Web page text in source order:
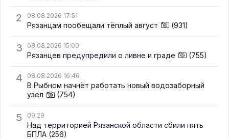
2 08.08.2026 17:51
Рязанцам пообещали тёплый август (931)
3 08.08.2026 15:00
Рязанцев предупредили о ливне и граде (755)
4 08.08.2026 16:46
В Рыбном начнёт работать новый водозаборный
узел
(754)
5 09:29
Над территорией Рязанской области сбили пять
БПЛА (256)